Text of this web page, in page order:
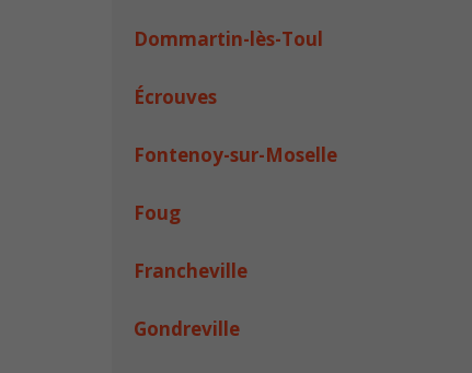
Dommartin-lès-Toul
Écrouves
Fontenoy-sur-Moselle
Foug
Francheville
Gondreville